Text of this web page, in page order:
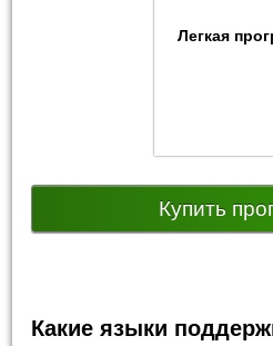
Легкая
Купить
Какие языки